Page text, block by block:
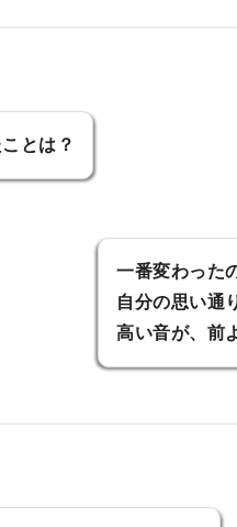
とは？
一番変わった
自分の思い通
高い音が、前